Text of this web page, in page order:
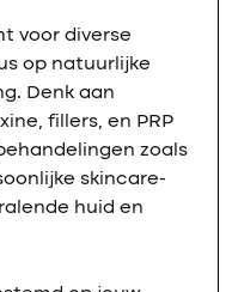
voor diverse
op natuurlijke
Denk aan
fillers, en PRP
zoals
skincare-
huid en